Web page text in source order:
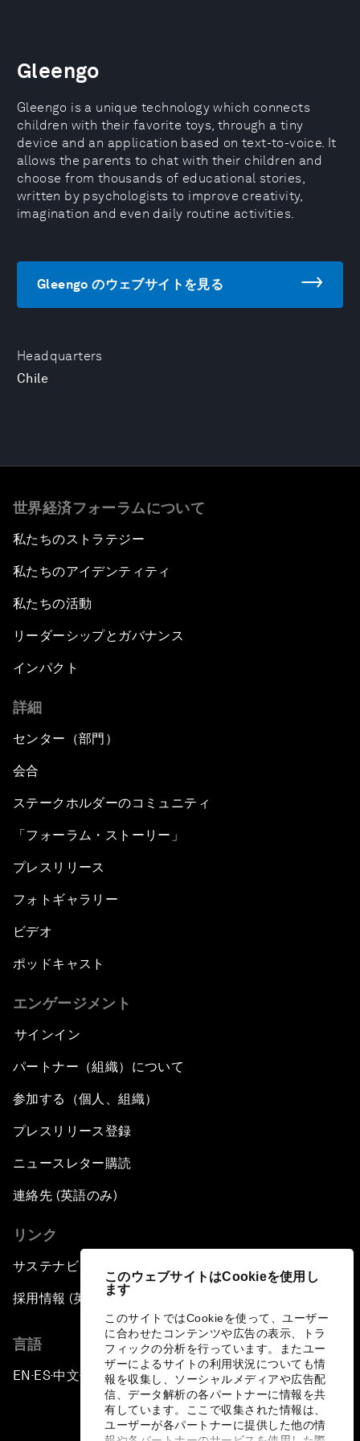
このウェブサイトはCookieを使用し
ます
このサイトではCookieを使って、ユーザー
に合わせたコンテンツや広告の表示、トラ
フィックの分析を行っています。またユー
ザーによるサイトの利用状況についても情
報を収集し、ソーシャルメディアや広告配
信、データ解析の各パートナーに情報を共
有しています。ここで収集された情報は、
ユーザーが各パートナーに提供した他の情
Headquarters
Chile
Gleengo
Gleengo is a unique technology which connects
children with their favorite toys, through a tiny
device and an application based on text-to-voice. It
allows the parents to chat with their children and
choose from thousands of educational stories,
written by psychologists to improve creativity,
imagination and even daily routine activities.
Gleengo のウェブサイトを見る
世界経済フォーラムについて
私たちのストラテジー
私たちのアイデンティティ
私たちの活動
リーダーシップとガバナンス
インパクト
詳細
センター（部門）
会合
ステークホルダーのコミュニティ
「フォーラム・ストーリー」
プレスリリース
フォトギャラリー
ビデオ
ポッドキャスト
エンゲージメント
サインイン
パートナー（組織）について
参加する（個人、組織）
プレスリリース登録
ニュースレター購読
連絡先 (英語のみ)
リンク
サステナビリティへの取り組み
採用情報 (英語のみ)
言語
EN ▪ES▪中文▪ 日本語